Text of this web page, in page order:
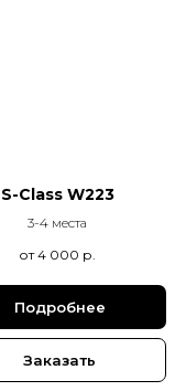
S-Class W223
3-4 места
от 4 000 р.
Подробнее
Заказать